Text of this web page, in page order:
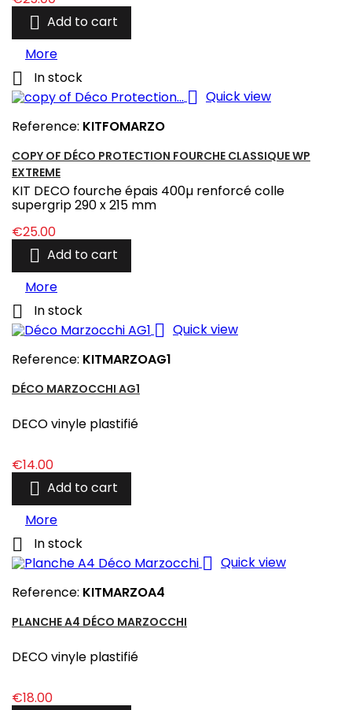
 Add to cart
More
 In stock
 Quick view
Reference: KITFOMARZO
COPY OF DÉCO PROTECTION FOURCHE CLASSIQUE WP
EXTREME
KIT DECO fourche épais 400µ renforcé colle
supergrip 290 x 215 mm
Price
€25.00
 Add to cart
More
 In stock
 Quick view
Reference: KITMARZOAG1
DÉCO MARZOCCHI AG1
DECO vinyle plastifié
Price
€14.00
 Add to cart
More
 In stock
 Quick view
Reference: KITMARZOA4
PLANCHE A4 DÉCO MARZOCCHI
DECO vinyle plastifié
Price
€18.00